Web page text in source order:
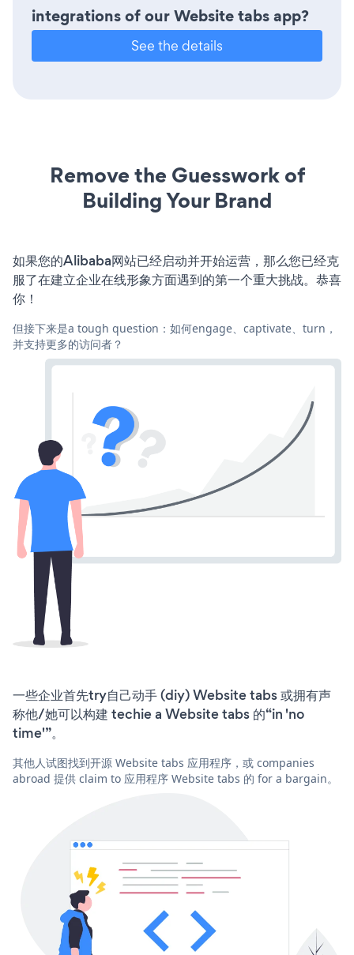
integrations of our Website tabs app?
See the details
Remove the Guesswork of
Building Your Brand
如果您的Alibaba网站已经启动并开始运营，那么您已经克
服了在建立企业在线形象方面遇到的第一个重大挑战。恭喜
你！
但接下来是a tough question：如何engage、captivate、turn，
并支持更多的访问者？
一些企业首先try自己动手 (diy) Website tabs 或拥有声
称他/她可以构建 techie a Website tabs 的“in 'no
time'”。
其他人试图找到开源 Website tabs 应用程序，或 companies
abroad 提供 claim to 应用程序 Website tabs 的 for a bargain。